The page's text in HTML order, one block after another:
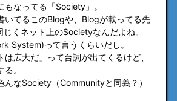
もなってる「Society」。
いてるこのBlogや、Blogが載ってる先
くネット上のSocietyなんだよね。
System)って言うくらいだし。
は広大だ」って台詞が出てくるけど、
。
んなSociety（Communityと同義？）